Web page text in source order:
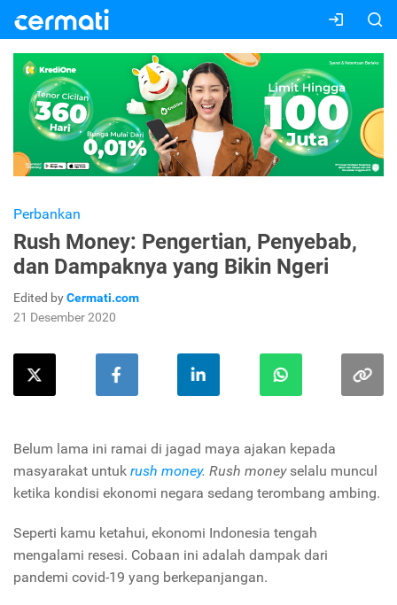
Perbankan
Rush Money: Pengertian, Penyebab,
dan Dampaknya yang Bikin Ngeri
Edited byCermati.com
21 Desember 2020
Belum lama ini ramai di jagad maya ajakan kepada
masyarakat untuk rush money. Rush moneyselalu muncul
ketika kondisi ekonomi negara sedang terombang ambing.
Seperti kamu ketahui, ekonomi Indonesia tengah
mengalami resesi. Cobaan ini adalah dampak dari
pandemi covid-19 yang berkepanjangan.